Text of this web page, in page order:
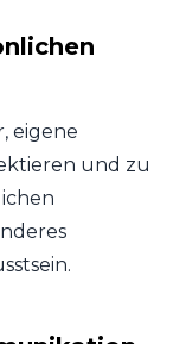
eigene
und zu